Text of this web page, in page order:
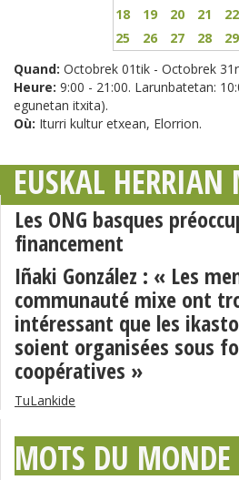
18
19 20 21 22
25
26 27 28 29
Quand: Octobrek 01tik - Octobrek
Heure: 9:00 - 21:00. Larunbatetan:
egunetan itxita).
Où: Iturri kultur etxean, Elorrion.
EUSKAL
Les ONG basques
financement
Iñaki González : « Les
communauté mixe ont
intéressant que les
soient organisées sous
coopératives »
TuLankide
MOTS DU MONDE